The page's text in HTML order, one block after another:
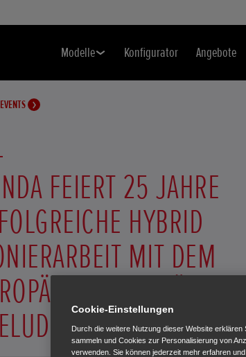
Modelle Konfigurator Angebote
FEIERT 25 JAHRE
HYBRID
MIT DEM
DEBÜT DES
CONCEPT
Cookie-Einstellungen
Durch die weitere Nutzung dieser Website
sammeln und Cookies zur Personalisierung von
verwenden. Sie können jederzeit mehr erfahren